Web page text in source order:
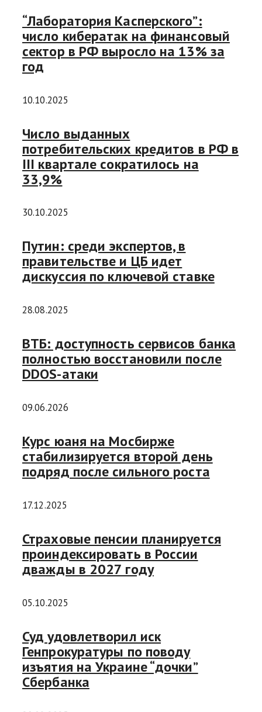
“Лаборатория Касперского”:
число кибератак на финансовый
сектор в РФ выросло на 13% за
год
10.10.2025
Число выданных
потребительских кредитов в РФ в
III квартале сократилось на
33,9%
30.10.2025
Путин: среди экспертов, в
правительстве и ЦБ идет
дискуссия по ключевой ставке
28.08.2025
ВТБ: доступность сервисов банка
полностью восстановили после
DDOS-атаки
09.06.2026
Курс юаня на Мосбирже
стабилизируется второй день
подряд после сильного роста
17.12.2025
Страховые пенсии планируется
проиндексировать в России
дважды в 2027 году
05.10.2025
Суд удовлетворил иск
Генпрокуратуры по поводу
изъятия на Украине “дочки”
Сбербанка